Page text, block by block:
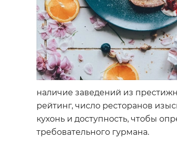
наличие заведений из
рейтинг, число ресторанов
кухонь и доступность, чтобы
требовательного гурмана.